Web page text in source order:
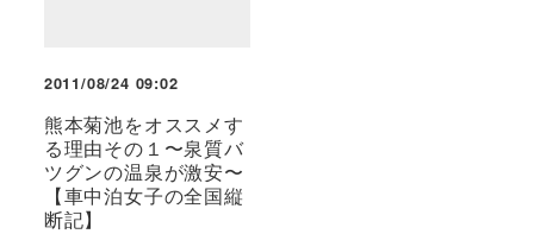
2011/08/24 09:02
熊本菊池をオススメす
る理由その１〜泉質バ
ツグンの温泉が激安〜
【車中泊女子の全国縦
断記】